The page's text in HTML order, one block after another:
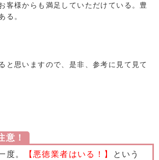
客様からも満足していただけている。豊
る。
と思いますので、是非、参考に見て見て
度。 【悪徳業者はいる！】
という
意！